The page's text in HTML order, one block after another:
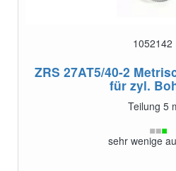
1052142
ZRS 27AT5/40-2
für zyl.
Teilung 5
sehr wenige